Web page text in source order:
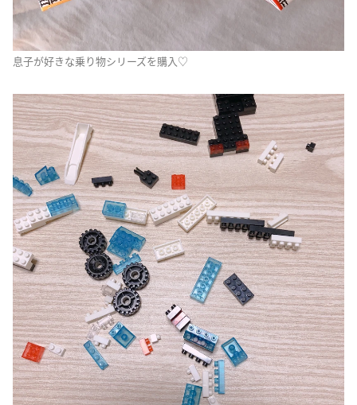
息子が好きな乗り物シリーズを購入♡